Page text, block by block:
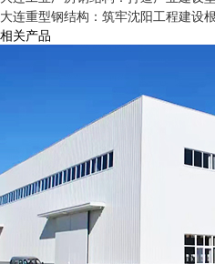
大连重型钢结构：筑牢沈阳工程建设
相关产品